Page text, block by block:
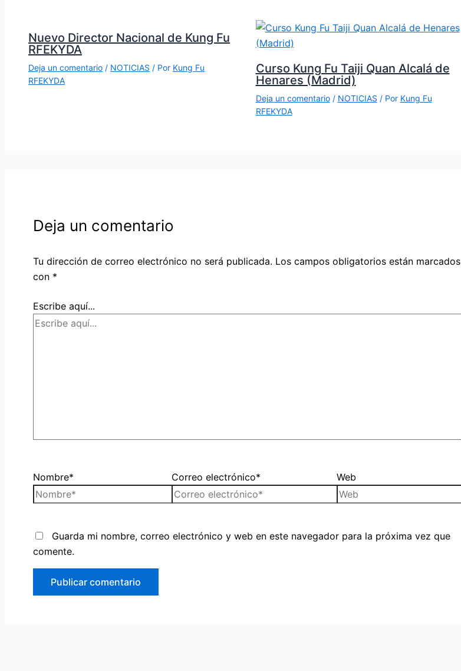
Nuevo Director Nacional de Kung Fu
RFEKYDA
Deja un comentario / NOTICIAS / Por Kung Fu
RFEKYDA
Curso Kung Fu Taiji Quan Alcalá de
Henares (Madrid)
Deja un comentario / NOTICIAS / Por Kung Fu
RFEKYDA
Deja un comentario
Tu dirección de correo electrónico no será publicada. Los campos obligatorios están marcados
con *
Escribe aquí...
Nombre* Correo electrónico* Web
Guarda mi nombre, correo electrónico y web en este navegador para la próxima vez que
comente.